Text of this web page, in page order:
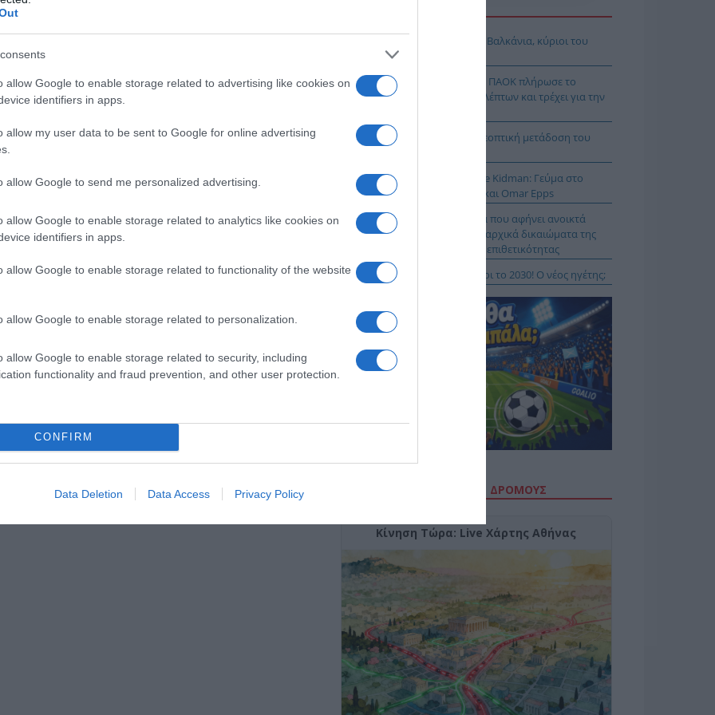
allow Google to enable storage related to advertising like cookies on
identifiers in apps.
allow my user data to be sent to Google for online advertising
allow Google to send me personalized advertising.
allow Google to enable storage related to analytics like cookies on
identifiers in apps.
allow Google to enable storage related to functionality of the website
allow Google to enable storage related to personalization.
allow Google to enable storage related to security, including
functionality and fraud prevention, and other user protection.
CONFIRM
Data Deletion Data Access Privacy Policy
ΔΕΛΤΙΟ ΤΥΠΟΥ H Πρεμιέρα της ταινίας
2018, ώρα 7:30 μμ στην Αίθουσα Σταύρος
Νιάρχος της Εθνικής Λυρικής Σκηνής, στο
Ορθόδοξοι υπάρχουν και στα Βαλκάνια, κύριοι του
Ψυχρολουσία στην Τούμπα: Ο ΠΑΟΚ πλήρωσε το
«μπλακ άουτ» των 17 δευτερολέπτων και τρέχει για την
ΠΑΟΚ – Άντερλεχτ LIVE: Η τηλεοπτική μετάδοση του
Στη Μύκονο βρίσκεται η Nicole Kidman: Γεύμα στο
Nammos μαζί με Zoe Saldaña και Omar Epps
Ρένα Δούρου: Θολή συμφωνία που αφήνει ανοικτά
ερωτήματα σχετικά με τα κυριαρχικά δικαιώματα της
Ελλάδας έναντι της τουρκικής επιθετικότητας
Ο Μιλάν Βιτάλις στην ΑΕΚ μέχρι το 2030! Ο νέος ηγέτης;
ΔΕΙΤΕ ΤΗΝ ΚΙΝΗΣΗ ΣΤΟΥΣ ΔΡΌΜΟΥΣ
Κίνηση Τώρα: Live Χάρτης Αθήνας